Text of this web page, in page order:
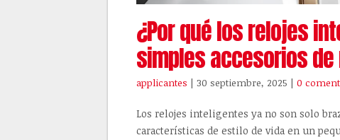
¿Por qué los relojes
simples accesorios de
applicantes | 30 septiembre, 2025 | 0
Los relojes inteligentes ya no son solo
características de estilo de vida en un